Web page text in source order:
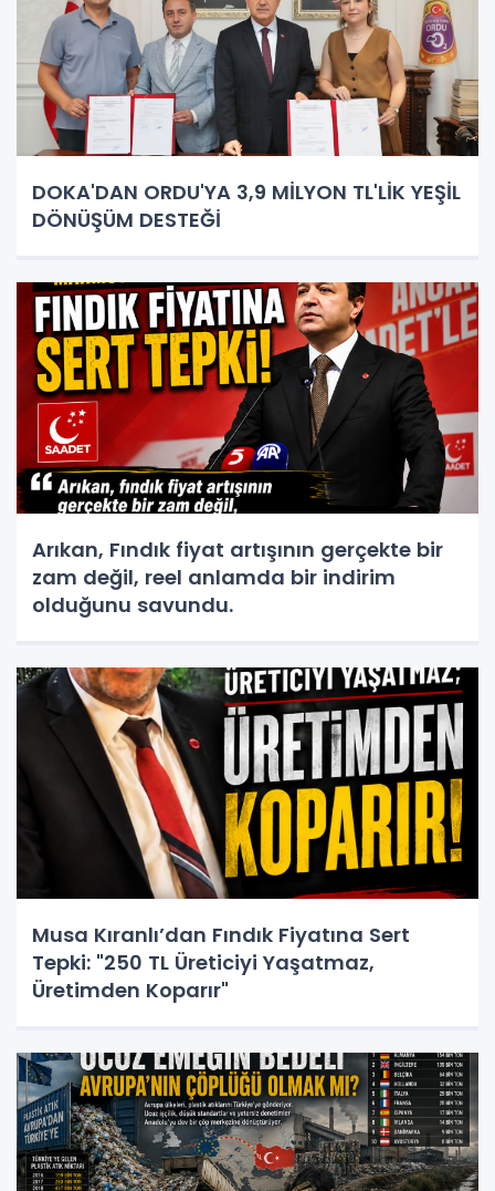
DOKA'DAN ORDU'YA 3,9 MİLYON TL'LİK YEŞİL
DÖNÜŞÜM DESTEĞİ
Arıkan, Fındık fiyat artışının gerçekte bir
zam değil, reel anlamda bir indirim
olduğunu savundu.
Musa Kıranlı’dan Fındık Fiyatına Sert
Tepki: "250 TL Üreticiyi Yaşatmaz,
Üretimden Koparır"